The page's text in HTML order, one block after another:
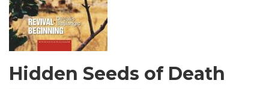
Hidden Seeds of Death